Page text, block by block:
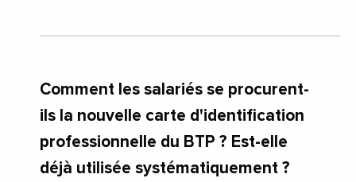
Comment les salariés se procurent-
ils la nouvelle carte d'identification
professionnelle du BTP ? Est-elle
déjà utilisée systématiquement ?